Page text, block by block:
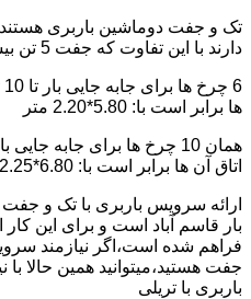
تک و جفت دوماشین باربری
دارند با این تفاوت که جفت 5 تن بیشتر از تک بار حمل میکند.
ها برابر است با: 5.80*2.20 متر
اتاق آن ها برابر است با: 6.80*2.25 متر
ارائه سرویس باربری با تک و
بار قاسم آباد است و برای این کار
فراهم شده است،اگر نیازمند
جفت هستید،میتوانید همین حالا با
باربری با تریلی